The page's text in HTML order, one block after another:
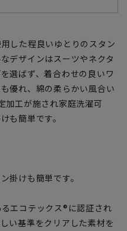
した程良いゆとりのスタン
デザインはスーツやネクタ
選ばず、着合わせの良いワ
優れ、綿の柔らかい風合い
加工が施され家庭洗濯可
も簡単です。
掛けも簡単です。
エコテックス®に認証され
い基準をクリアした素材を